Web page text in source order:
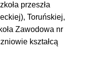
przeszła
Toruńskiej,
Zawodowa nr
kształcą